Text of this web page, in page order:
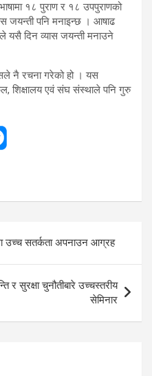
१८ पुराण र १८ उपपुराणको
जयन्ती पनि मनाइन्छ । आषाढ
यसै दिन व्यास जयन्ती मनाउने
नै रचना गरेको हो । यस
शिक्षालय एवं संघ संस्थाले पनि गुरु
उच्च सतर्कता अपनाउन आग्रह
र सुरक्षा चुनौतीबारे उच्चस्तरीय
सेमिनार